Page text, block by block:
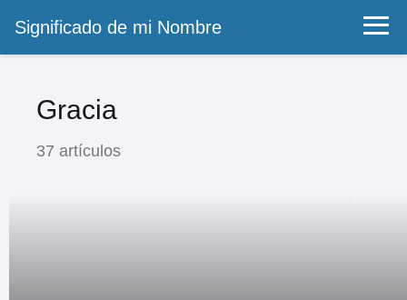
Significado de mi Nombre
Gracia
37 artículos